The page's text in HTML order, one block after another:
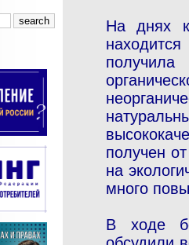
На днях
получила
получен
на
много
В ходе